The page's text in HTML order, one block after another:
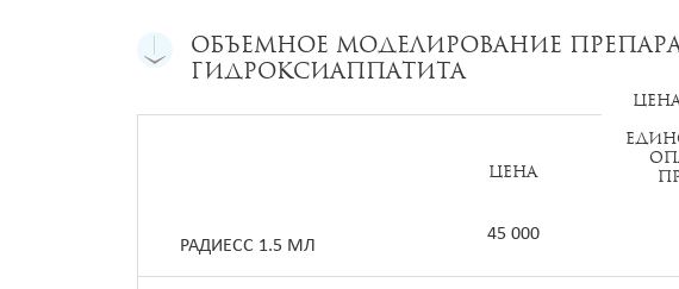
ОБЪЕМНОЕ МОДЕЛИРОВАНИЕ
ГИДРОКСИАППАТИТА
Цена
РАДИЕСС 1.5 МЛ
45 000